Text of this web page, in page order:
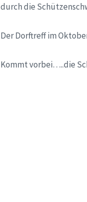
durch die
Der Dorftreff im
Kommt vorbei…..die